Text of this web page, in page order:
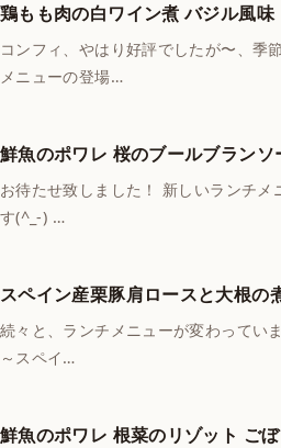
鶏もも肉の白ワイン煮 バジル風味
コンフィ、やはり好評でしたが〜、季
メニューの登場…
鮮魚のポワレ 桜のブールブランソ
お待たせ致しました！ 新しいランチメ
す(^_-) …
スペイン産栗豚肩ロースと大根の
続々と、ランチメニューが変わってい
～スペイ…
鮮魚のポワレ 根菜のリゾット ご